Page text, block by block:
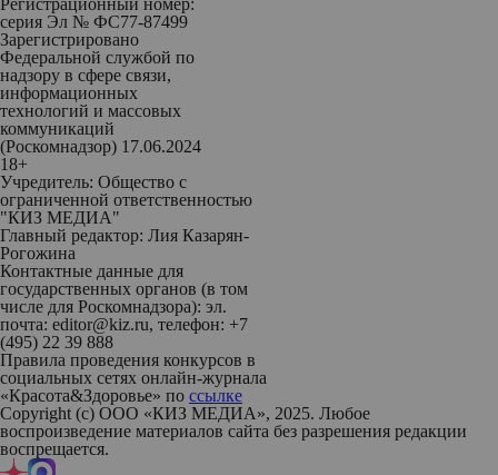
серия Эл № ФС77-87499
Зарегистрировано
Федеральной службой по
надзору в сфере связи,
информационных
технологий и массовых
коммуникаций
(Роскомнадзор) 17.06.2024
18+
Учредитель: Общество с
ограниченной ответственностью
"КИЗ МЕДИА"
Главный редактор: Лия Казарян-
Рогожина
Контактные данные для
государственных органов (в том
числе для Роскомнадзора): эл.
почта: editor@kiz.ru, телефон: +7
(495) 22 39 888
Правила проведения конкурсов в
социальных сетях онлайн-журнала
«Красота&Здоровье» по ссылке
Copyright (с) ООО «КИЗ МЕДИА», 2025. Любое
воспроизведение материалов сайта без разрешения редакции
воспрещается.